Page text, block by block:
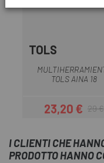
TOLS
TOLS AINA 18
Prezzo
23,20 €Prezzo
29 €
I CLIENTI CHE
PRODOTTO HANNO